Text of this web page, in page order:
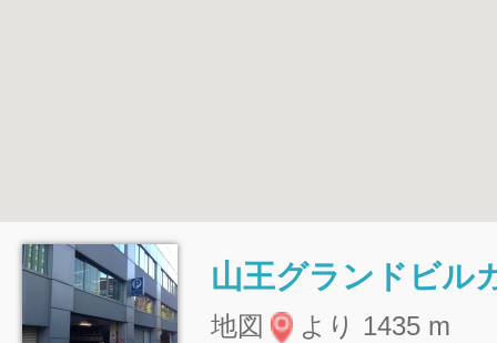
山王グランドビル
地図 より 1435 m